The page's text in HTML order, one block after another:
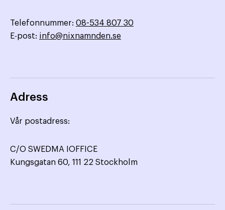
Telefonnummer: 08-534 807 30
E-post: info@nixnamnden.se
Adress
Vår postadress:
C/O SWEDMA IOFFICE
Kungsgatan 60, 111 22 Stockholm